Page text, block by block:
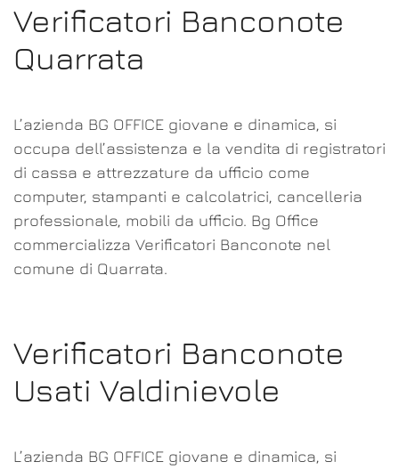
Verificatori Banconote
Quarrata
L’azienda BG OFFICE giovane e dinamica, si
occupa dell’assistenza e la vendita di registratori
di cassa e attrezzature da ufficio come
computer, stampanti e calcolatrici, cancelleria
professionale, mobili da ufficio. Bg Office
commercializza Verificatori Banconote nel
comune di Quarrata.
Verificatori Banconote
Usati Valdinievole
L’azienda BG OFFICE giovane e dinamica, si